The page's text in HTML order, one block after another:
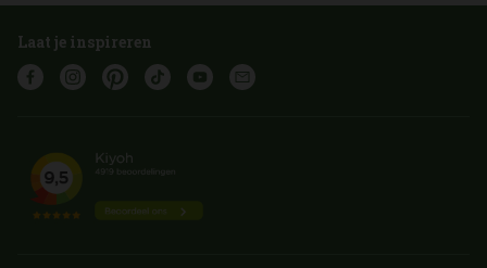
Laat je inspireren